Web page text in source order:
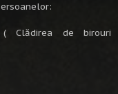
( Clădirea de birouri